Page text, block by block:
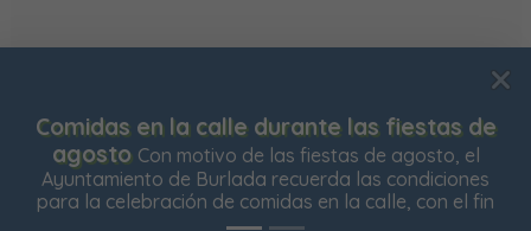
Comidas en la calle durante las fiestas de
agosto Con motivo de las fiestas de agosto, el
Ayuntamiento de Burlada recuerda las condiciones
para la celebración de comidas en la calle, con el fin
Usamos cookies para mejorar su experiencia de
navegación en nuestra web, para mostrarle contenidos
personalizados y analizar el tráfico de nuestra web.
Aceptar todas
Configurar